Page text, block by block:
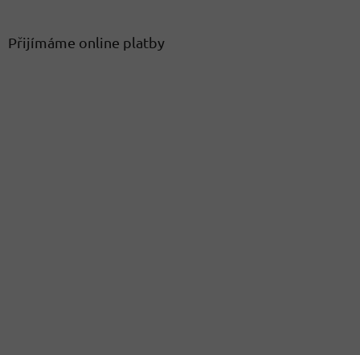
Přijímáme online platby